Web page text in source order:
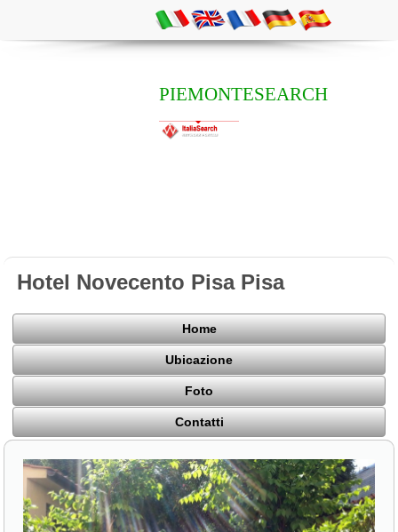
PIEMONTESEARCH
Hotel Novecento Pisa Pisa
Home
Ubicazione
Foto
Contatti